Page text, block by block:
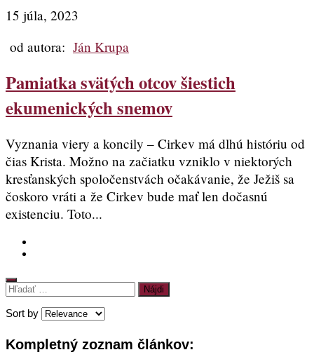
15 júla, 2023
od autora: Ján Krupa
Pamiatka svätých otcov šiestich
ekumenických snemov
Vyznania viery a koncily – Cirkev má dlhú históriu od
čias Krista. Možno na začiatku vzniklo v niektorých
kresťanských spoločenstvách očakávanie, že Ježiš sa
čoskoro vráti a že Cirkev bude mať len dočasnú
existenciu. Toto...
Hľadať:
Sort by
Kompletný zoznam článkov: